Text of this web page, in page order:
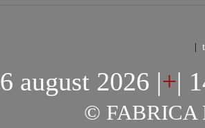
|
6 august 2026 |+|
© FABRICA